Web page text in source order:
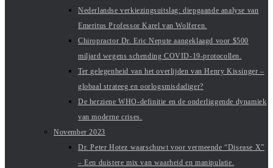
Nederlandse verkiezingsuitslag: diepgaande analyse van
Emeritus Professor Karel van Wolferen.
Chiropractor Dr. Eric Nepute aangeklaagd voor $500
miljard wegens schending COVID-19-protocollen.
Ter gelegenheid van het overlijden van Henry Kissinger –
globaal strateeg en oorlogsmisdadiger?
De herziene WHO-definitie en de onderliggende dynamiek
van moderne crises.
November 2023
Dr. Peter Hotez waarschuwt voor vermeende “Disease X”
– Een duistere mix van waarheid en manipulatie.